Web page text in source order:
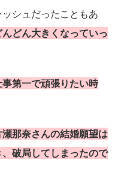
シュだったこともあ
どん大きくなっていっ
事第一で頑張りたい時
瀬那奈さんの結婚願望は
破局してしまったので